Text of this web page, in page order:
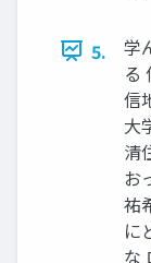
5.
学
る
信
大
清
お
祐
に
な